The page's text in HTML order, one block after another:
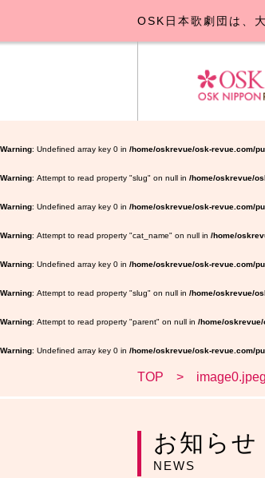
Warning : Undefined array key 0 in /home/oskrevue/osk-revue.com/
Warning : Attempt to read property "slug" on null in /home/oskrevue/
Warning : Undefined array key 0 in /home/oskrevue/osk-revue.com/
Warning : Attempt to read property "cat_name" on null in /home/
Warning : Undefined array key 0 in /home/oskrevue/osk-revue.com/
Warning : Attempt to read property "slug" on null in /home/oskrevue/
Warning : Attempt to read property "parent" on null in /home/
Warning : Undefined array key 0 in /home/oskrevue/osk-revue.com/
OSK日本歌劇団は、
TOP image0.jpeg
お知らせ
NEWS